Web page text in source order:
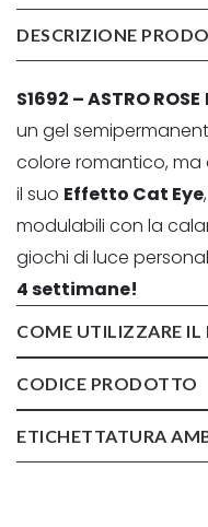
DESCRIZIONE
S1692 – ASTRO ROSE
un gel
colore romantico, ma
il suo Effetto Cat Eye
modulabili con la
giochi di luce
4 settimane!
COME UTILIZZARE
CODICE PRODOTTO
ETICHETTATURA